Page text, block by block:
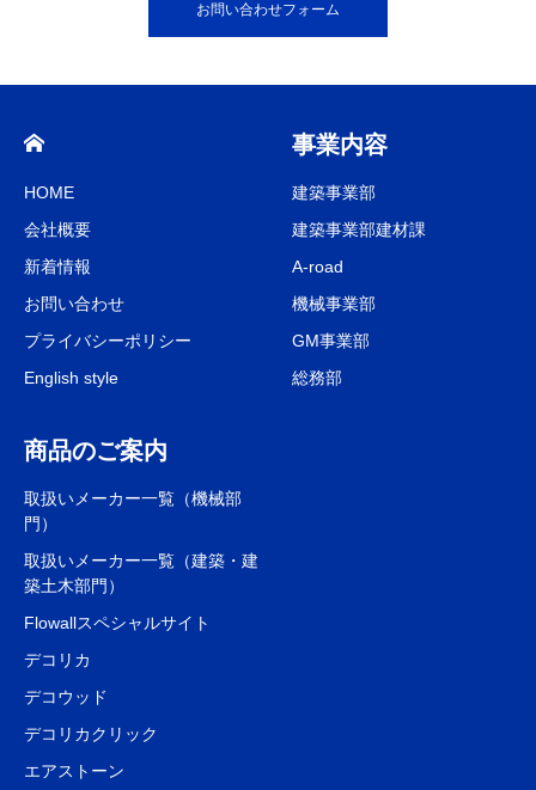
お問い合わせフォーム
HOME
会社概要
新着情報
お問い合わせ
プライバシーポリシー
English style
事業内容
建築事業部
建築事業部建材課
A-road
機械事業部
GM事業部
総務部
商品のご案内
取扱いメーカー一覧（機械部
門）
取扱いメーカー一覧（建築・建
築土木部門）
Flowallスペシャルサイト
デコリカ
デコウッド
デコリカクリック
エアストーン